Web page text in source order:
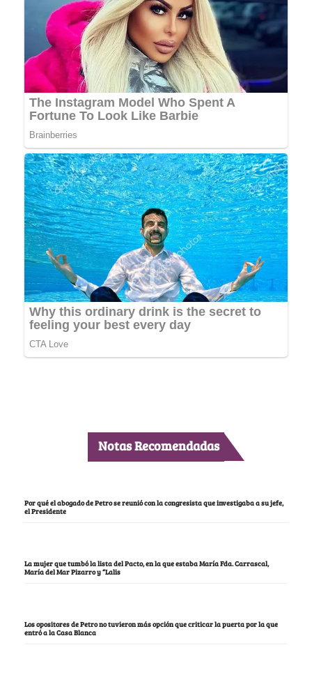
Notas Recomendadas
Por qué el abogado de Petro se reunió con la congresista que investigaba a su jefe,
el Presidente
La mujer que tumbó la lista del Pacto, en la que estaba María Fda. Carrascal,
María del Mar Pizarro y “Lalis
Los opositores de Petro no tuvieron más opción que criticar la puerta por la que
entró a la Casa Blanca